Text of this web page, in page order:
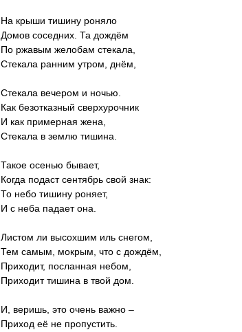
На крыши тишину роняло
Домов соседних. Та дождём
По ржавым желобам стекала,
Стекала ранним утром, днём,
Стекала вечером и ночью.
Как безотказный сверхурочник
И как примерная жена,
Стекала в землю тишина.
Такое осенью бывает,
Когда подаст сентябрь свой знак:
То небо тишину роняет,
И с неба падает она.
Листом ли высохшим иль снегом,
Тем самым, мокрым, что с дождём,
Приходит, посланная небом,
Приходит тишина в твой дом.
И, веришь, это очень важно –
Приход её не пропустить.